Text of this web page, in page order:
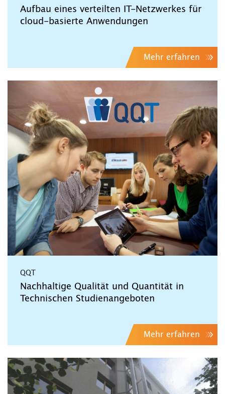
Aufbau eines verteilten IT-Netzwerkes für
cloud-basierte Anwendungen
Mehr erfahren
QQT
Nachhaltige Qualität und Quantität in
Technischen Studienangeboten
Mehr erfahren